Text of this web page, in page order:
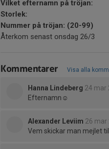
Vilket efternamn på tröjan:
Storlek:
Nummer på tröjan: (20-99)
Återkom senast onsdag 26/3
Kommentarer Visa alla
Hanna Lindeberg 24 mar
Efternamn☺️
Alexander Leviim 26 mar
Vem skickar man mejlet